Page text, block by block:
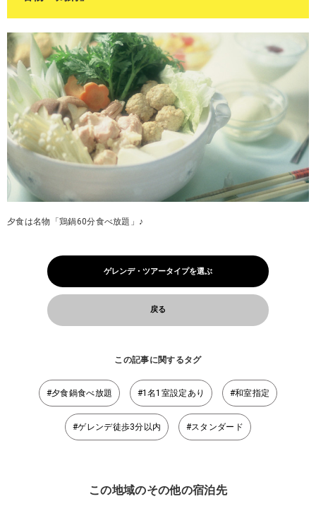
夕食は名物「鶏鍋60分食べ放題」♪
ゲレンデ・ツアータイプを選ぶ
戻る
この記事に関するタグ
#夕食鍋食べ放題 #1名1室設定あり #和室指定
#ゲレンデ徒歩3分以内 #スタンダード
この地域のその他の宿泊先